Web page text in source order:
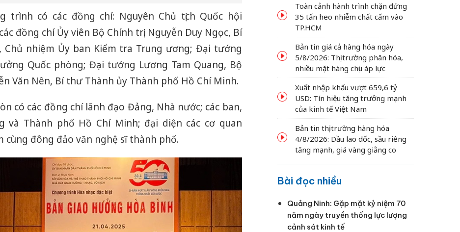
trình có các đồng chí: Nguyên Chủ tịch Quốc hội
đồng chí Ủy viên Bộ Chính trị: Nguyễn Duy Ngọc, Bí
nhiệm Ủy ban Kiểm tra Trung ương; Đại tướng
Quốc phòng; Đại tướng Lương Tam Quang, Bộ
Văn Nên, Bí thư Thành ủy Thành phố Hồ Chí Minh.
có các đồng chí lãnh đạo Đảng, Nhà nước; các ban,
và Thành phố Hồ Chí Minh; đại diện các cơ quan
cùng đông đảo văn nghệ sĩ thành phố.
Toàn cảnh hành trình chặn đứng
35 tấn heo nhiễm chất cấm vào
TP.HCM
Bản tin giá cả hàng hóa ngày
5/8/2026: Thị trường phân hóa,
nhiều mặt hàng chịu áp lực
Xuất nhập khẩu vượt 659,6 tỷ
USD: Tín hiệu tăng trưởng mạnh
của kinh tế Việt Nam
Bản tin thị trường hàng hóa
4/8/2026: Dầu lao dốc, sầu riêng
tăng mạnh, giá vàng giằng co
Bài đọc nhiều
Quảng Ninh: Gặp mặt kỷ niệm 70
năm ngày truyền thống lực lượng
cảnh sát kinh tế